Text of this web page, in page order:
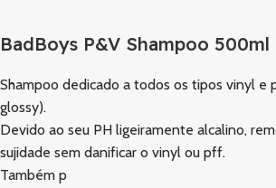
BadBoys P&V Shampoo 500ml
Shampoo dedicado a todos os tipos vinyl e
glossy).
Devido ao seu PH ligeiramente alcalino,
sujidade sem danificar o vinyl ou pff.
Também p